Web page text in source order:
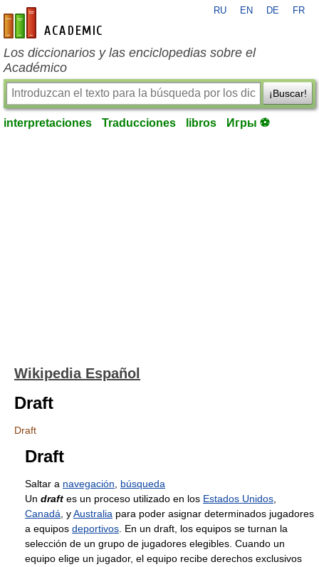
es-academic.com
RU EN DE FR
Los diccionarios y las enciclopedias sobre el
Académico
¡Buscar!
interpretaciones Traducciones libros Игры ⚽
Wikipedia Español
Draft
Draft
Draft
Saltar a navegación
búsqueda
Un draft es un proceso utilizado en los Estados Unidos
Canadá , yAustralia para poder asignar determinados jugadores
a equipos deportivos . En un draft, los equipos se turnan la
selección de un grupo de jugadores elegibles. Cuando un
equipo elige un jugador, el equipo recibe derechos exclusivos